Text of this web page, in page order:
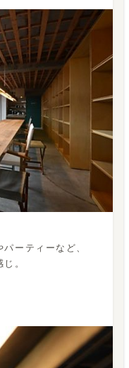
ーティーなど、
。